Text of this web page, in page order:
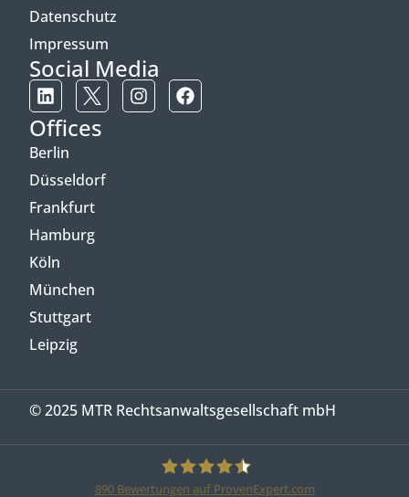
Datenschutz
Impressum
Social Media
Offices
Berlin
Düsseldorf
Frankfurt
Hamburg
Köln
München
Stuttgart
Leipzig
© 2025 MTR Rechtsanwaltsgesellschaft mbH
890Bewertungen auf ProvenExpert.com